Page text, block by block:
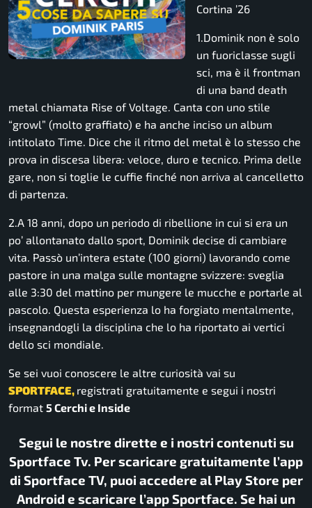
Cortina ’26
1.Dominik non è solo
un fuoriclasse sugli
sci, ma è il frontman
di una band death
metal chiamata Rise of Voltage. Canta con uno stile
“growl” (molto graffiato) e ha anche inciso un album
intitolato Time. Dice che il ritmo del metal è lo stesso che
prova in discesa libera: veloce, duro e tecnico. Prima delle
gare, non si toglie le cuffie finché non arriva al cancelletto
di partenza.
2.A 18 anni, dopo un periodo di ribellione in cui si era un
po’ allontanato dallo sport, Dominik decise di cambiare
vita. Passò un’intera estate (100 giorni) lavorando come
pastore in una malga sulle montagne svizzere: sveglia
alle 3:30 del mattino per mungere le mucche e portarle al
pascolo. Questa esperienza lo ha forgiato mentalmente,
insegnandogli la disciplina che lo ha riportato ai vertici
dello sci mondiale.
Se sei vuoi conoscere le altre curiosità vai su
SPORTFACE, registrati gratuitamente e segui i nostri
format 5 Cerchi e Inside
Segui le nostre dirette e i nostri contenuti su
Sportface Tv. Per scaricare gratuitamente l’app
di Sportface TV, puoi accedere al Play Store per
Android e scaricare l’app Sportface. Se hai un